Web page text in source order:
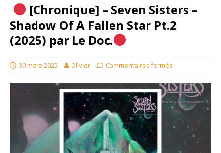
[Chronique] – Seven Sisters –
Shadow Of A Fallen Star Pt.2
(2025) par Le Doc.
30 mars 2025 Olivier Commentaires fermés